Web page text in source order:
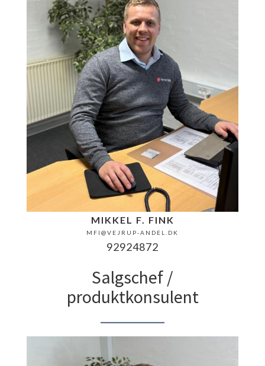
MIKKEL F. FINK
MFI@VEJRUP-ANDEL.DK
92924872
Salgschef /
produktkonsulent